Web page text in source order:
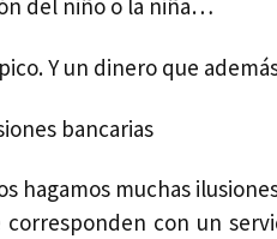
del niño o la niña…
Y un dinero que
hagamos muchas
corresponden con un